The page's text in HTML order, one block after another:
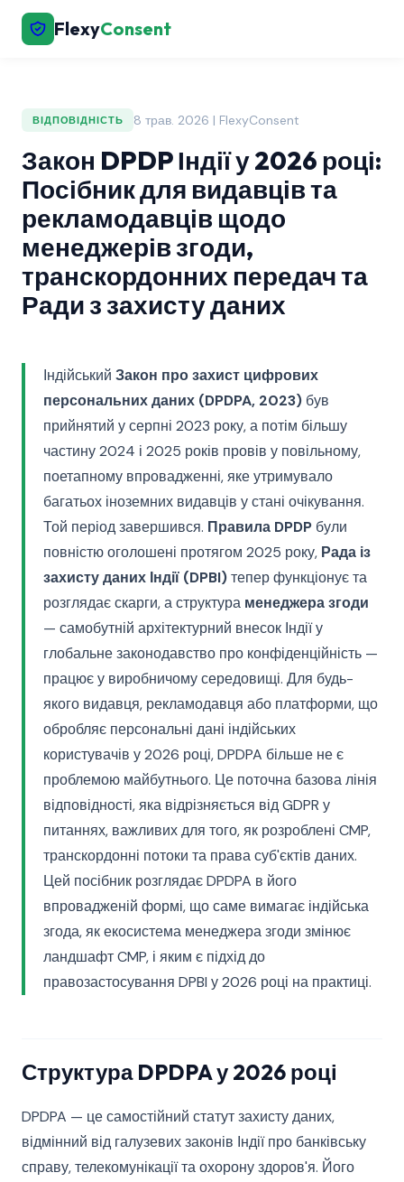
FlexyConsent
ВІДПОВІДНІСТЬ 8 трав. 2026 | FlexyConsent
Закон DPDP Індії у 2026 році:
Посібник для видавців та
рекламодавців щодо
менеджерів згоди,
транскордонних передач та
Ради з захисту даних
Індійський Закон про захист цифрових
персональних даних (DPDPA, 2023) був
прийнятий у серпні 2023 року, а потім більшу
частину 2024 і 2025 років провів у повільному,
поетапному впровадженні, яке утримувало
багатьох іноземних видавців у стані очікування.
Той період завершився. Правила DPDP були
повністю оголошені протягом 2025 року, Рада із
захисту даних Індії (DPBI)тепер функціонує та
розглядає скарги, а структура менеджера згоди
— самобутній архітектурний внесок Індії у
глобальне законодавство про конфіденційність —
працює у виробничому середовищі. Для будь-
якого видавця, рекламодавця або платформи, що
обробляє персональні дані індійських
користувачів у 2026 році, DPDPA більше не є
проблемою майбутнього. Це поточна базова лінія
відповідності, яка відрізняється від GDPR у
питаннях, важливих для того, як розроблені CMP,
транскордонні потоки та права суб'єктів даних.
Цей посібник розглядає DPDPA в його
впровадженій формі, що саме вимагає індійська
згода, як екосистема менеджера згоди змінює
ландшафт CMP, і яким є підхід до
правозастосування DPBI у 2026 році на практиці.
Структура DPDPA у 2026 році
DPDPA — це самостійний статут захисту даних,
відмінний від галузевих законів Індії про банківську
справу, телекомунікації та охорону здоров'я. Його